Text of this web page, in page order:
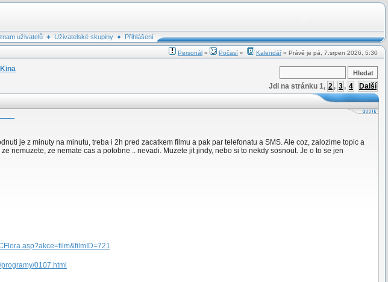
uživatelů Uživatelské skupiny
Přihlášení
Personál « Počasí « Kalendář« Právě je pá, 7.srpen 2026, 5:30
Jdi na stránku 1, 2 , 3 , 4
Další
je z minuty na minutu, treba i 2h pred zacatkem filmu a pak par telefonatu a SMS. Ale coz, zalozime topic a
nemuzete, ze nemate cas a potobne .. nevadi. Muzete jit jindy, nebo si to nekdy sosnout. Je o to se jen
0107.html